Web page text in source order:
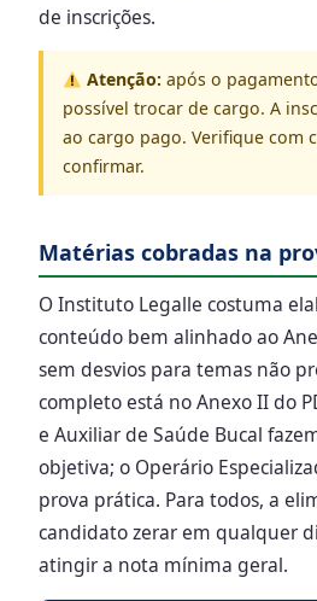
de inscrições.
Atenção: após o
possível trocar de cargo. A
ao cargo pago. Verifique com
confirmar.
Matérias cobradas na
O Instituto Legalle costuma
conteúdo bem alinhado ao
sem desvios para temas não
completo está no Anexo II do
e Auxiliar de Saúde Bucal
objetiva; o Operário
prova prática. Para todos, a
candidato zerar em qualquer
atingir a nota mínima geral.